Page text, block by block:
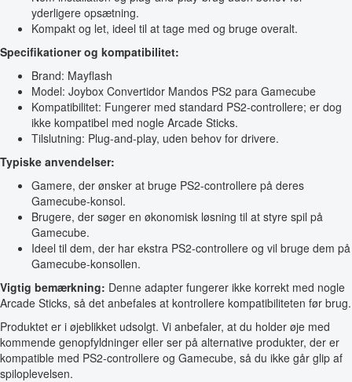
yderligere opsætning.
Kompakt og let, ideel til at tage med og bruge overalt.
Specifikationer og kompatibilitet:
Brand: Mayflash
Model: Joybox Convertidor Mandos PS2 para Gamecube
Kompatibilitet: Fungerer med standard PS2-controllere; er dog
ikke kompatibel med nogle Arcade Sticks.
Tilslutning: Plug-and-play, uden behov for drivere.
Typiske anvendelser:
Gamere, der ønsker at bruge PS2-controllere på deres
Gamecube-konsol.
Brugere, der søger en økonomisk løsning til at styre spil på
Gamecube.
Ideel til dem, der har ekstra PS2-controllere og vil bruge dem på
Gamecube-konsollen.
Vigtig bemærkning: Denne adapter fungerer ikke korrekt med nogle
Arcade Sticks, så det anbefales at kontrollere kompatibiliteten før brug.
Produktet er i øjeblikket udsolgt. Vi anbefaler, at du holder øje med
kommende genopfyldninger eller ser på alternative produkter, der er
kompatible med PS2-controllere og Gamecube, så du ikke går glip af
spiloplevelsen.